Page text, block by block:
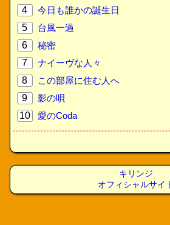
4
今日も誰かの誕生日
5
台風一過
6
秘密
7
ナイーヴな人々
8
この部屋に住む人へ
9
影の唄
10
愛のCoda
キリンジ
オフィシャルサイ